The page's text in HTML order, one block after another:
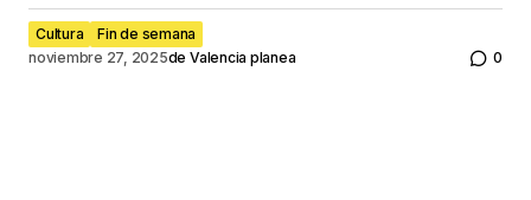
Cultura
Fin de semana
noviembre 27, 2025de Valencia planea 0